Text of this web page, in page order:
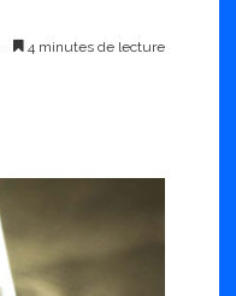
4 minutes de lecture